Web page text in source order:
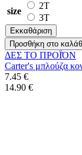
size
2T
3T
Εκκαθάριση
Προσθήκη στο
ΔΕΣ ΤO ΠΡΟΪΌΝ
Carter's μπλούζα
7.45 €
14.90 €